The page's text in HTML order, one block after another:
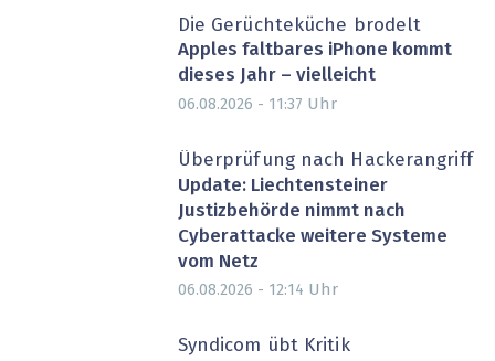
Die Gerüchteküche brodelt
Apples faltbares iPhone kommt
dieses Jahr – vielleicht
06.08.2026 - 11:37 Uhr
Überprüfung nach Hackerangriff
Update: Liechtensteiner
Justizbehörde nimmt nach
Cyberattacke weitere Systeme
vom Netz
06.08.2026 - 12:14 Uhr
Syndicom übt Kritik